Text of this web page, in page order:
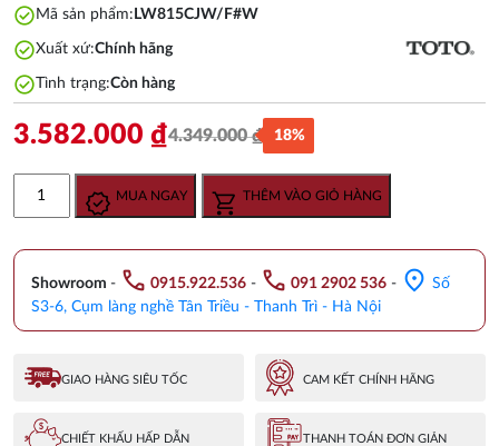
check_circle Mã sản phẩm: LW815CJW/F#W
check_circleXuất xứ:Chính hãng
check_circleTình trạng:Còn hàng
4.349.000₫
Giá
gốc
là:
3.582.000 ₫
Giá
hiện
tại
3.582.000 ₫.
18%
TOTO
LW815CJW/F#W
lượng
MUA NGAY THÊM VÀO GIỎ HÀNG
Showroom - call 0915.922.536 - call 091 2902 536 - location_on Số
S3-6, Cụm làng nghề Tân Triều - Thanh Trì - Hà Nội
GIAO HÀNG SIÊU TỐC CAM KẾT CHÍNH HÃNG
CHIẾT KHẤU HẤP DẪN THANH TOÁN ĐƠN GIẢN